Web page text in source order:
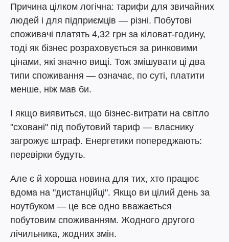
Причина цілком логічна: тарифи для звичайних
людей і для підприємців — різні. Побутові
споживачі платять 4,32 грн за кіловат-годину,
тоді як бізнес розраховується за ринковими
цінами, які значно вищі. Тож змішувати ці два
типи споживання — означає, по суті, платити
менше, ніж мав би.
І якщо виявиться, що бізнес-витрати на світло
"сховані" під побутовий тариф — власнику
загрожує штраф. Енергетики попереджають:
перевірки будуть.
Але є й хороша новина для тих, хто працює
вдома на "дистанційці". Якщо ви цілий день за
ноутбуком — це все одно вважається
побутовим споживанням. Жодного другого
лічильника, жодних змін.